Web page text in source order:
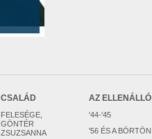
CSALÁD
FELESÉGE,
GÖNTÉR
ZSUZSANNA
AZ ELLENÁLLÓ
'44-'45
'56 ÉS A BÖRTÖN